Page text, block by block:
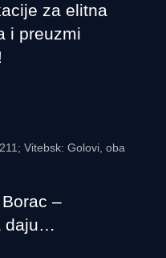
za elitna
i preuzmi
–
daju…